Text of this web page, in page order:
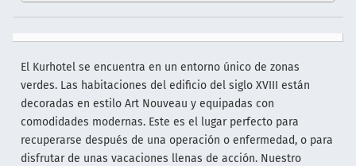
El Kurhotel se encuentra en un entorno único de zonas
verdes. Las habitaciones del edificio del siglo XVIII están
decoradas en estilo Art Nouveau y equipadas con
comodidades modernas. Este es el lugar perfecto para
recuperarse después de una operación o enfermedad, o para
disfrutar de unas vacaciones llenas de acción. Nuestro